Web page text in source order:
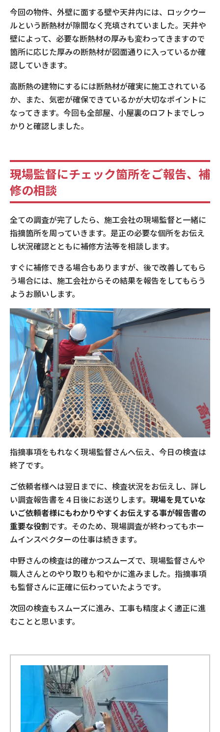
今回の物件、外壁に面する壁や天井内には、ロックウー
ルという断熱材が隙間なく充填されていました。天井や
壁によって、必要な断熱材の厚みも変わってきますので
箇所に応じた厚みの断熱材が図面通りに入っているか確
認していきます。
高断熱の建物にするには断熱材が確実に施工されている
か、また、気密が確保できているかが大切なポイントに
なってきます。今回も全部屋、小屋裏のロフトまでしっ
かりと確認しました。
現場監督にチェック箇所をご報告、補
修の相談
全ての調査が完了したら、施工会社の現場監督と一緒に
指摘箇所を周っていきます。是正の必要な個所をお伝え
し状況確認とともに補修方法等を相談します。
すぐに補修できる場合もありますが、後で改善してもら
う場合には、施工会社からその結果を報告をしてもらう
ようお願いします。
指摘事項をもれなく現場監督さんへ伝え、今日の検査は
終了です。
ご依頼者様へは翌日までに、検査状況をお伝えし、詳し
い調査報告書を４日後にお送りします。 現場を見ていな
いご依頼者様にもわかりやすくお伝えする事が報告書の
重要な役割です。そのため、現場調査が終わってもホー
ムインスペクターの仕事は続きます。
中野さんの検査は的確かつスムーズで、現場監督さんや
職人さんとのやり取りも和やかに進みました。指摘事項
も監督さんに正確に伝わっていたようです。
次回の検査もスムーズに進み、工事も精度よく適正に進
むことと思います。